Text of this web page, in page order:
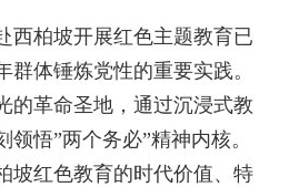
西柏坡开展红色主题教育已
群体锤炼党性的重要实践。
的革命圣地，通过沉浸式教
悟”两个务必”精神内核。
坡红色教育的时代价值、特